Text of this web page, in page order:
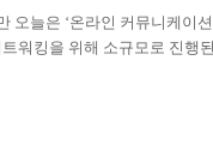
오늘은 ‘온라인 커뮤니케이
트워킹을 위해 소규모로 진행